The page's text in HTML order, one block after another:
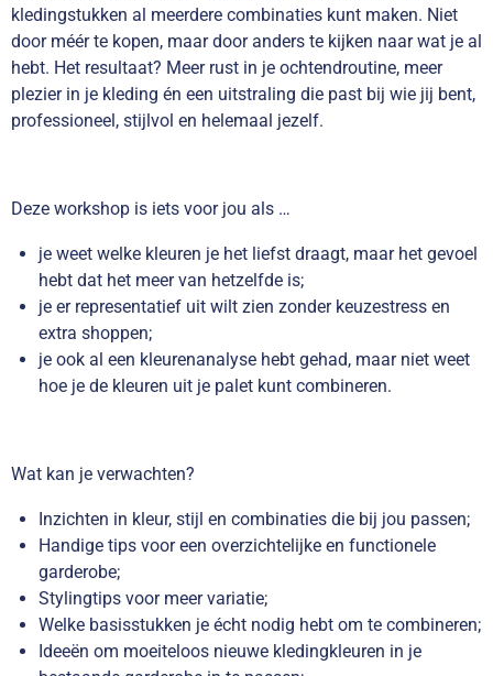
kledingstukken al meerdere combinaties kunt maken. Niet
door méér te kopen, maar door anders te kijken naar wat je al
hebt. Het resultaat? Meer rust in je ochtendroutine, meer
plezier in je kleding én een uitstraling die past bij wie jij bent,
professioneel, stijlvol en helemaal jezelf.
Deze workshop is iets voor jou als …
je weet welke kleuren je het liefst draagt, maar het gevoel
hebt dat het meer van hetzelfde is;
je er representatief uit wilt zien zonder keuzestress en
extra shoppen;
je ook al een kleurenanalyse hebt gehad, maar niet weet
hoe je de kleuren uit je palet kunt combineren.
Wat kan je verwachten?
Inzichten in kleur, stijl en combinaties die bij jou passen;
Handige tips voor een overzichtelijke en functionele
garderobe;
Stylingtips voor meer variatie;
Welke basisstukken je écht nodig hebt om te combineren;
Ideeën om moeiteloos nieuwe kledingkleuren in je